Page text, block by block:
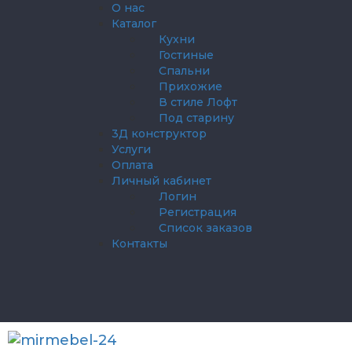
О нас
Каталог
Кухни
Гостиные
Спальни
Прихожие
В стиле Лофт
Под старину
3Д конструктор
Услуги
Оплата
Личный кабинет
Логин
Регистрация
Список заказов
Контакты